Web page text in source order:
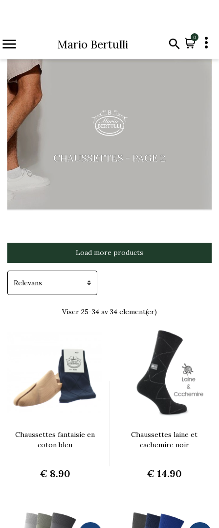
 Mario Bertulli  0 
CHAUSSETTES - PAGE 2
Load more products
Viser 25-34 av 34 element(er)
Chaussettes fantaisie en
coton bleu
€ 8.90
Chaussettes laine et
cachemire noir
€ 14.90